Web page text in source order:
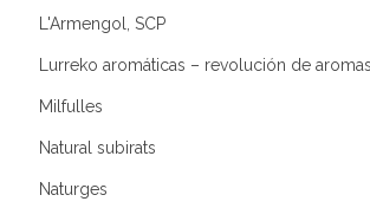
L'Armengol, SCP
Lurreko aromáticas – revolución de aromas
Milfulles
Natural subirats
Naturges